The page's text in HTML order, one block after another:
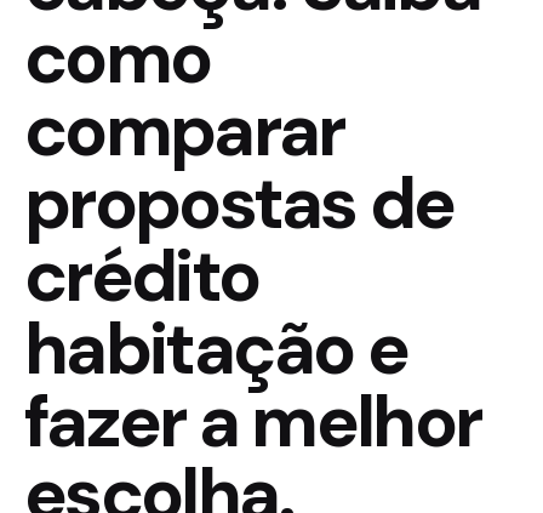
como
comparar
propostas de
crédito
habitação e
fazer a melhor